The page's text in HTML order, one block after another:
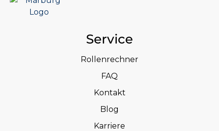
Service
Rollenrechner
FAQ
Kontakt
Blog
Karriere